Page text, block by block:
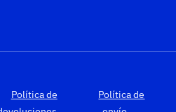
Política de
Política de